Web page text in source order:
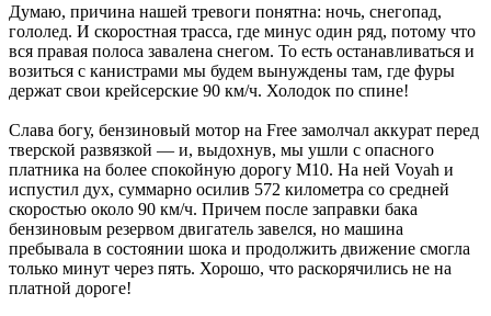
Думаю, причина нашей тревоги ­понятна: ночь, снегопад,
гололед. И скоростная трасса, где минус один ряд, потому что
вся правая полоса завалена снегом. То есть останавливаться и
­возиться с канистрами мы будем вынуждены там, где фуры
держат свои крейсерские 90 км/ч. Холодок по спине!
Слава богу, бензиновый мотор на Free замолчал аккурат перед
тверской развязкой — и, выдохнув, мы ушли с опасного
платника на более спокойную дорогу М10. На ней Voyah и
испустил дух, суммарно осилив 572 километра со средней
скоростью около 90 км/ч. Причем после заправки бака
бензиновым резервом двигатель завелся, но машина
пребывала в состоянии шока и продолжить движение смогла
только минут через пять. Хорошо, что раскорячились не на
платной дороге!